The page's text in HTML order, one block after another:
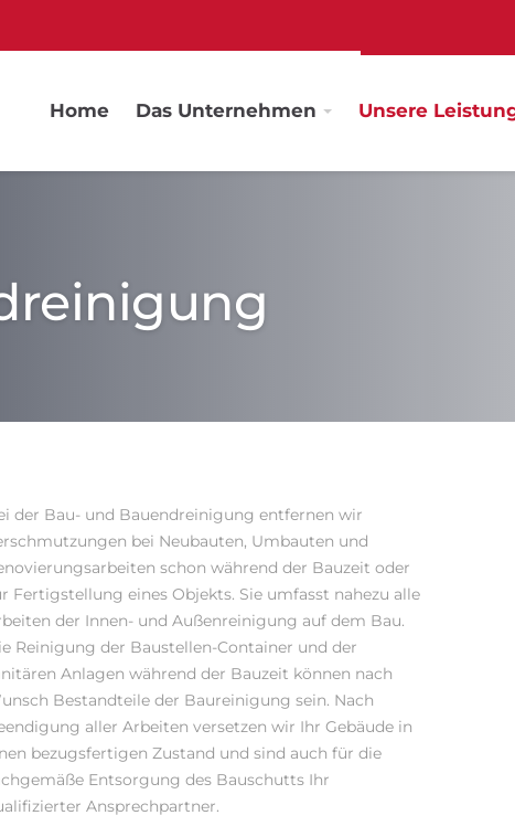
Home Das Unternehmen Unsere
der Bau- und Bauendreinigung entfernen wir
bei Neubauten, Umbauten und
schon während der Bauzeit oder
Fertigstellung eines Objekts. Sie umfasst nahezu alle
der Innen- und Außenreinigung auf dem Bau.
Reinigung der Baustellen-Container und der
Anlagen während der Bauzeit können nach
Bestandteile der Baureinigung sein. Nach
aller Arbeiten versetzen wir Ihr Gebäude in
bezugsfertigen Zustand und sind auch für die
Entsorgung des Bauschutts Ihr
Ansprechpartner.